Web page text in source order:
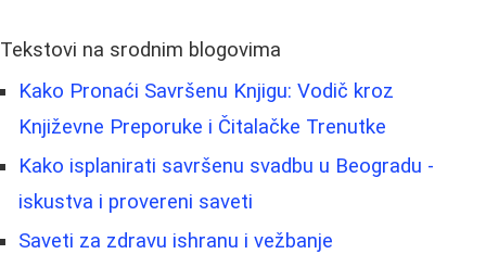
Tekstovi na srodnim blogovima
Kako Pronaći Savršenu Knjigu: Vodič kroz
Književne Preporuke i Čitalačke Trenutke
Kako isplanirati savršenu svadbu u Beogradu -
iskustva i provereni saveti
Saveti za zdravu ishranu i vežbanje